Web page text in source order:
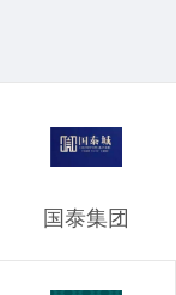
国泰集团